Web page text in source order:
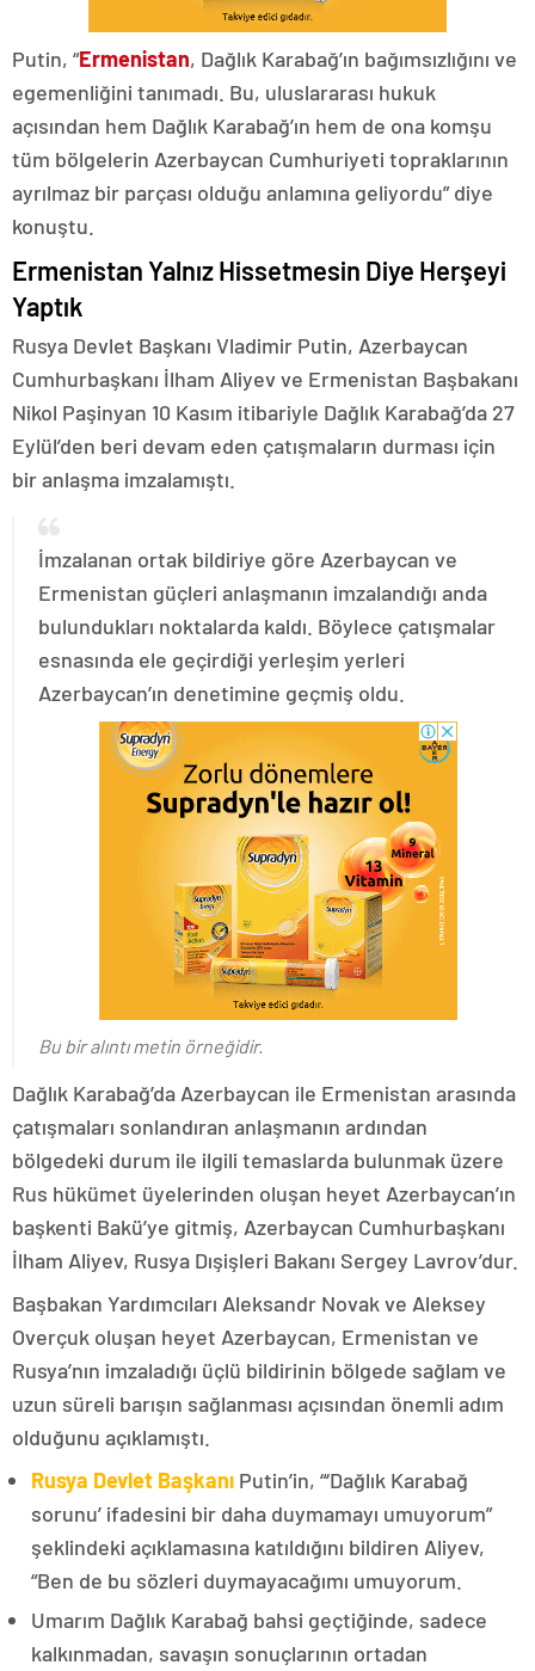
Putin, “Ermenistan, Dağlık Karabağ’ın bağımsızlığını ve
egemenliğini tanımadı. Bu, uluslararası hukuk
açısından hem Dağlık Karabağ’ın hem de ona komşu
tüm bölgelerin Azerbaycan Cumhuriyeti topraklarının
ayrılmaz bir parçası olduğu anlamına geliyordu” diye
konuştu.
Ermenistan Yalnız Hissetmesin Diye Herşeyi
Yaptık
Rusya Devlet Başkanı Vladimir Putin, Azerbaycan
Cumhurbaşkanı İlham Aliyev ve Ermenistan Başbakanı
Nikol Paşinyan 10 Kasım itibariyle Dağlık Karabağ’da 27
Eylül’den beri devam eden çatışmaların durması için
bir anlaşma imzalamıştı.
İmzalanan ortak bildiriye göre Azerbaycan ve
Ermenistan güçleri anlaşmanın imzalandığı anda
bulundukları noktalarda kaldı. Böylece çatışmalar
esnasında ele geçirdiği yerleşim yerleri
Azerbaycan’ın denetimine geçmiş oldu.
Bu bir alıntı metin örneğidir.
Dağlık Karabağ’da Azerbaycan ile Ermenistan arasında
çatışmaları sonlandıran anlaşmanın ardından
bölgedeki durum ile ilgili temaslarda bulunmak üzere
Rus hükümet üyelerinden oluşan heyet Azerbaycan’ın
başkenti Bakü’ye gitmiş, Azerbaycan Cumhurbaşkanı
İlham Aliyev, Rusya Dışişleri Bakanı Sergey Lavrov’dur.
Başbakan Yardımcıları Aleksandr Novak ve Aleksey
Overçuk oluşan heyet Azerbaycan, Ermenistan ve
Rusya’nın imzaladığı üçlü bildirinin bölgede sağlam ve
uzun süreli barışın sağlanması açısından önemli adım
olduğunu açıklamıştı.
Rusya Devlet Başkanı Putin’in, “‘Dağlık Karabağ
sorunu’ ifadesini bir daha duymamayı umuyorum”
şeklindeki açıklamasına katıldığını bildiren Aliyev,
“Ben de bu sözleri duymayacağımı umuyorum.
Umarım Dağlık Karabağ bahsi geçtiğinde, sadece
kalkınmadan, savaşın sonuçlarının ortadan